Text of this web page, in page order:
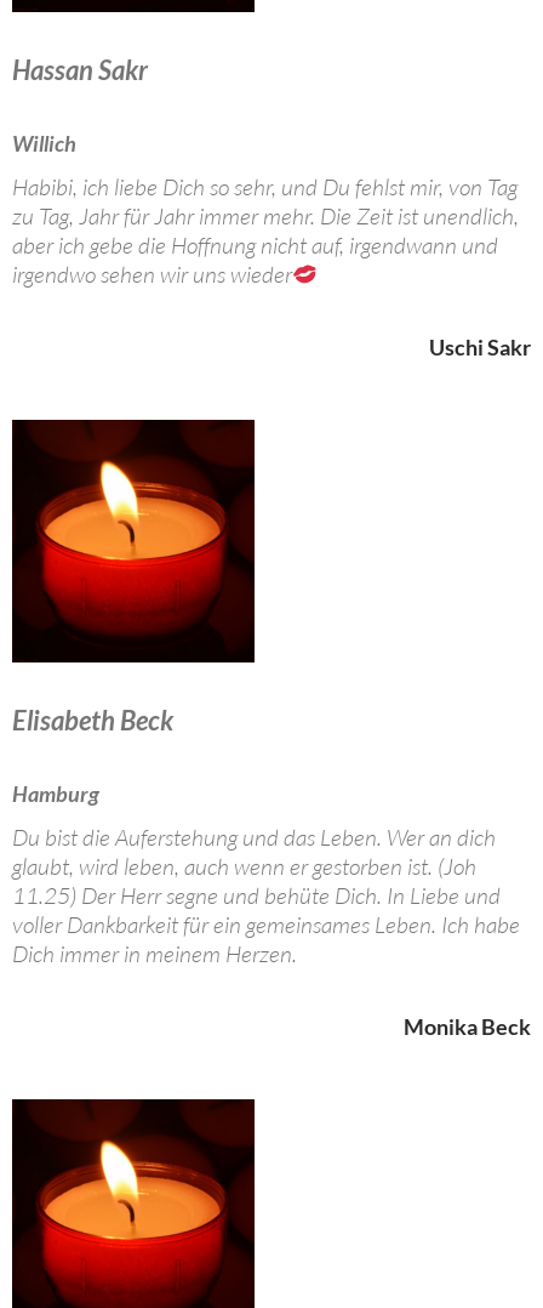
Hassan Sakr
Willich
Habibi, ich liebe Dich so sehr, und Du fehlst mir, von Tag
zu Tag, Jahr für Jahr immer mehr. Die Zeit ist unendlich,
aber ich gebe die Hoffnung nicht auf, irgendwann und
irgendwo sehen wir uns wieder
Uschi Sakr
Elisabeth Beck
Hamburg
Du bist die Auferstehung und das Leben. Wer an dich
glaubt, wird leben, auch wenn er gestorben ist. (Joh
11.25) Der Herr segne und behüte Dich. In Liebe und
voller Dankbarkeit für ein gemeinsames Leben. Ich habe
Dich immer in meinem Herzen.
Monika Beck